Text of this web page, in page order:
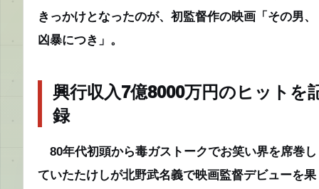
きっかけとなったのが、初監督作の映画「その男、
凶暴につき」。
興行収入‎7億8000万円のヒットを
録
80年代初頭から毒ガストークでお笑い界を席巻し
ていたたけしが北野武名義で映画監督デビューを果